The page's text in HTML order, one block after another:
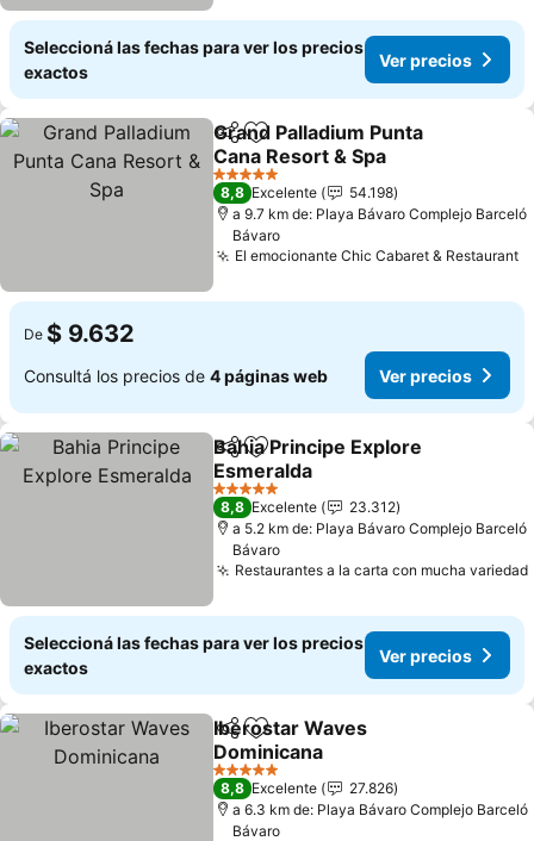
Seleccioná las fechas para ver los precios
exactos
Ver precios
CompartirAñadir a favoritos
Grand Palladium Punta
Cana Resort & Spa
5 Estrellas
8,8 Excelente
54.198
a 9.7 km de: Playa Bávaro Complejo Barceló
Bávaro
El emocionante Chic Cabaret & Restaurant
De $ 9.632
Consultá los precios de 4 páginas web Ver precios
CompartirAñadir a favoritos
Bahia Principe Explore
Esmeralda
5 Estrellas
8,8 Excelente
23.312
a 5.2 km de: Playa Bávaro Complejo Barceló
Bávaro
Restaurantes a la carta con mucha variedad
Seleccioná las fechas para ver los precios
exactos
Ver precios
CompartirAñadir a favoritos
Iberostar Waves
Dominicana
5 Estrellas
8,8 Excelente
27.826
a 6.3 km de: Playa Bávaro Complejo Barceló
Bávaro